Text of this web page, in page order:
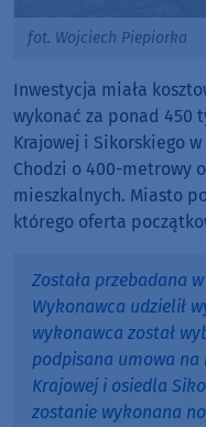
fot. Wojciech Piepiorka
Inwestycja miała
wykonać za ponad 450
Krajowej i Sikorskiego
Chodzi o 400-metrowy
mieszkalnych. Miasto
którego oferta
Została przebadana
Wykonawca udzielił
wykonawca został
podpisana umowa
Krajowej i osiedla
zostanie wykonana